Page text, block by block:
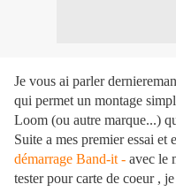
Je vous ai parler
qui permet un montage
Loom (ou autre marque...)
Suite a mes premier essai et
démarrage Band-it - avec le
tester pour carte de coeur ,